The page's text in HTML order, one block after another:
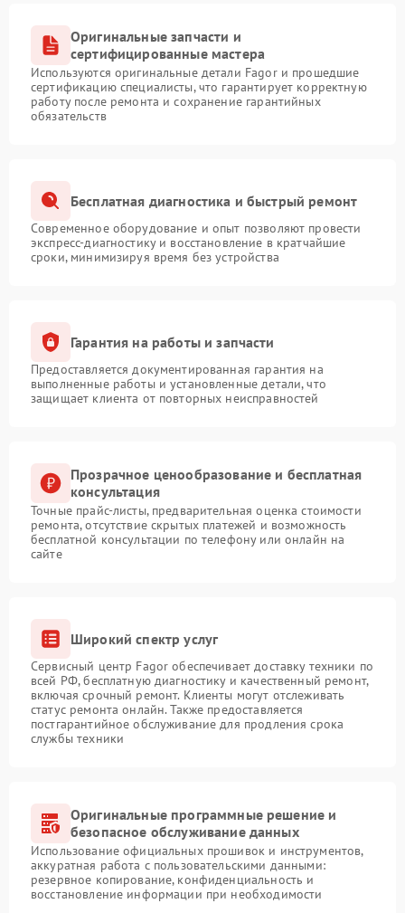
Оригинальные запчасти и
сертифицированные мастера
Используются оригинальные детали Fagor и прошедшие
сертификацию специалисты, что гарантирует корректную
работу после ремонта и сохранение гарантийных
обязательств
Бесплатная диагностика и быстрый ремонт
Современное оборудование и опыт позволяют провести
экспресс-диагностику и восстановление в кратчайшие
сроки, минимизируя время без устройства
Гарантия на работы и запчасти
Предоставляется документированная гарантия на
выполненные работы и установленные детали, что
защищает клиента от повторных неисправностей
Прозрачное ценообразование и бесплатная
консультация
Точные прайс-листы, предварительная оценка стоимости
ремонта, отсутствие скрытых платежей и возможность
бесплатной консультации по телефону или онлайн на
сайте
Широкий спектр услуг
Сервисный центр Fagor обеспечивает доставку техники по
всей РФ, бесплатную диагностику и качественный ремонт,
включая срочный ремонт. Клиенты могут отслеживать
статус ремонта онлайн. Также предоставляется
постгарантийное обслуживание для продления срока
службы техники
Оригинальные программные решение и
безопасное обслуживание данных
Использование официальных прошивок и инструментов,
аккуратная работа с пользовательскими данными:
резервное копирование, конфиденциальность и
восстановление информации при необходимости